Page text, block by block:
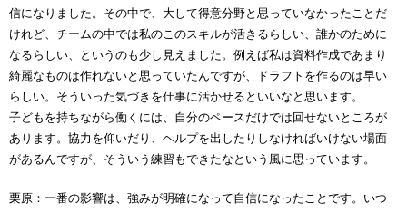
信になりました。その中で、大して得意分野と思っていなかったことだ
けれど、チームの中では私のこのスキルが活きるらしい、誰かのために
なるらしい、というのも少し見えました。例えば私は資料作成であまり
綺麗なものは作れないと思っていたんですが、ドラフトを作るのは早い
らしい。そういった気づきを仕事に活かせるといいなと思います。
子どもを持ちながら働くには、自分のペースだけでは回せないところが
あります。協力を仰いだり、ヘルプを出したりしなければいけない場面
があるんですが、そういう練習もできたなという風に思っています。
栗原：一番の影響は、強みが明確になって自信になったことです。いつ